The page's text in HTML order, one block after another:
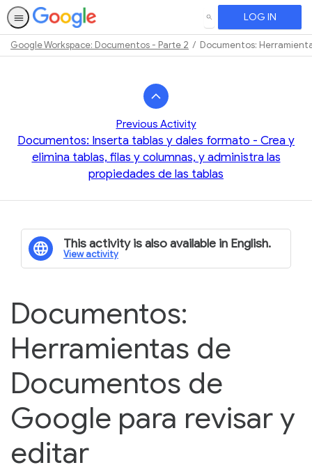
SEARCH LOG IN
Google Workspace: Documentos - Parte 2 Documentos:
Previous Activity
Documentos: Inserta tablas y dales formato - Crea y
elimina tablas, filas y columnas, y administra las
propiedades de las tablas
This activity is also available in English.
View activity
Documentos:
Herramientas de
Documentos de
Google para revisar y
editar